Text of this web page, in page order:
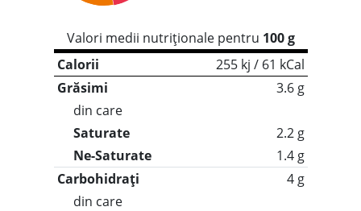
Valori medii nutriționale pentru 100 g
Calorii
255 kj / 61 kCal
Grăsimi
3.6 g
din care
Saturate
2.2 g
Ne-Saturate
1.4 g
Carbohidrați
4 g
din care